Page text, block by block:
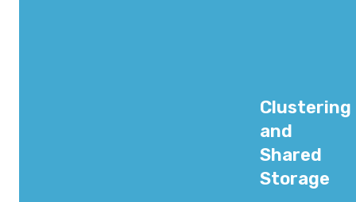
Clustering
and
Shared
Storage